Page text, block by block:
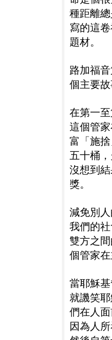
種距離
寫的這
題材。
路加福
個主要
在第一
這個管
富「施
五十桶
沒想到
獎。
減免別
我們的
雙方之
個管家
當耶穌
就譏笑
們在人
因為人